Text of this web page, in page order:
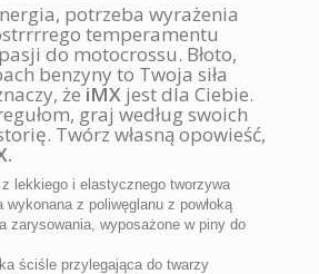
potrzeba wyrażenia
temperamentu
do motocrossu. Błoto,
benzyny to Twoja siła
żeiMX jest dla Ciebie.
graj według swoich
Twórz własną opowieść,
lekkiego i elastycznego tworzywa
wykonana z poliwęglanu z powłoką
zarysowania, wyposażone w piny do
ściśle przylegająca do twarzy